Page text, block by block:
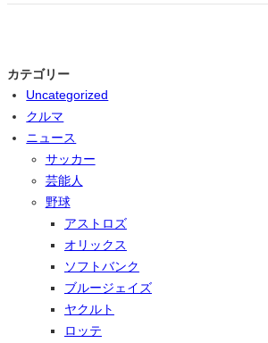
カテゴリー
Uncategorized
クルマ
ニュース
サッカー
芸能人
野球
アストロズ
オリックス
ソフトバンク
ブルージェイズ
ヤクルト
ロッテ